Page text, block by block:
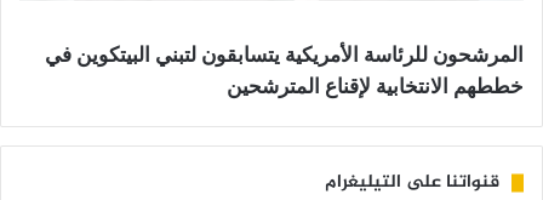
المرشحون للرئاسة الأمريكية يتسابقون لتبني البيتكوين في
خططهم الانتخابية لإقناع المترشحين
قنواتنا على التيليغرام